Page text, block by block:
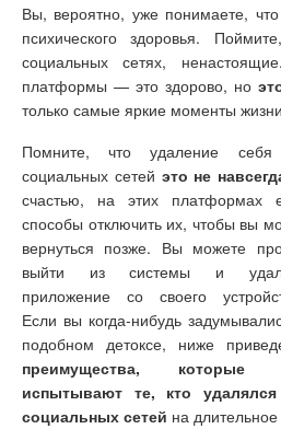
Вы, вероятно, уже понимаете,
психического здоровья.
социальных сетях,
платформы — это здорово, но
только самые яркие моменты
Помните, что удаление
социальных сетей это не
счастью, на этих платформах
способы отключить их, чтобы вы
вернуться позже. Вы можете
выйти из системы и
приложение со своего
Если вы когда-нибудь
подобном детоксе, ниже
преимущества, которые
испытывают те, кто
социальных сетей на